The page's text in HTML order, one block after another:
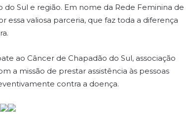
Sul e região. Em nome da Rede Feminina de
essa valiosa parceria, que faz toda a diferença
ao Câncer de Chapadão do Sul, associação
a missão de prestar assistência às pessoas
contra a doença.